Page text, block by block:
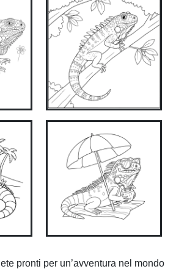
pronti per un’avventura nel mondo